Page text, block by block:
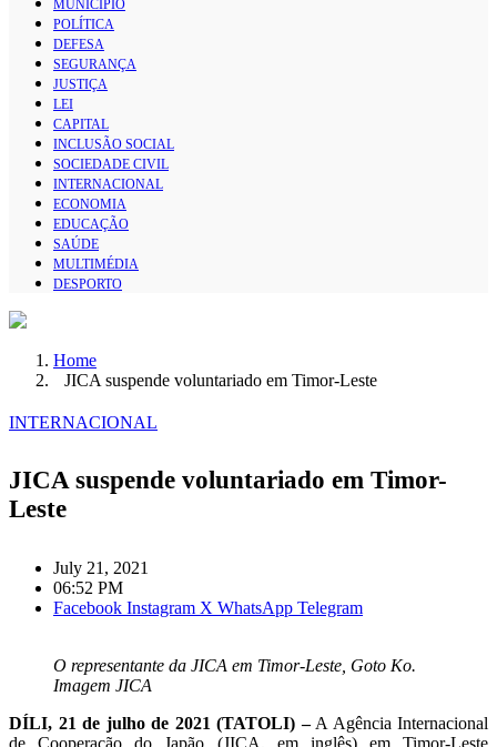
MUNICÍPIO
POLÍTICA
DEFESA
SEGURANÇA
JUSTIÇA
LEI
CAPITAL
INCLUSÃO SOCIAL
SOCIEDADE CIVIL
INTERNACIONAL
ECONOMIA
EDUCAÇÃO
SAÚDE
MULTIMÉDIA
DESPORTO
Home
JICA suspende voluntariado em Timor-Leste
INTERNACIONAL
JICA suspende voluntariado em Timor-
Leste
July 21, 2021
06:52 PM
Facebook Instagram X WhatsApp Telegram
O representante da JICA em Timor-Leste, Goto Ko.
Imagem JICA
DÍLI, 21 de julho de 2021 (TATOLI) –A Agência Internacional
de Cooperação do Japão (JICA, em inglês) em Timor-Leste